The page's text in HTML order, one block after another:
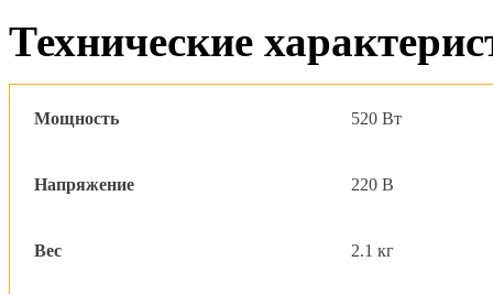
Технические
Мощность 520 Вт
Напряжение 220 В
Вес 2.1 кг